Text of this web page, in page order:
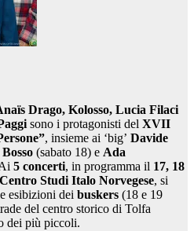
Drago, Kolosso, Lucia Filaci
sono i protagonisti del XVII
, insieme ai ‘big’ Davide
(sabato 18) e Ada
5 concerti, in programma il 17, 18
Centro Studi Italo Norvegese, si
esibizioni dei buskers (18 e 19
del centro storico di Tolfa
dei più piccoli.